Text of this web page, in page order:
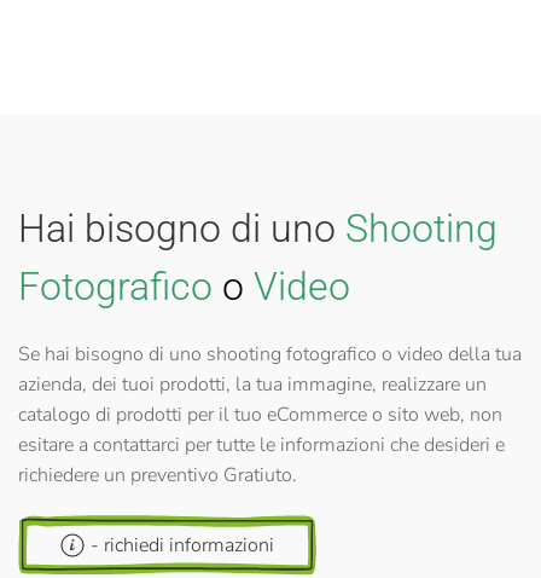
Hai bisogno di uno Shooting
Fotografico o Video
Se hai bisogno di uno shooting fotografico o video della tua
azienda, dei tuoi prodotti, la tua immagine, realizzare un
catalogo di prodotti per il tuo eCommerce o sito web, non
esitare a contattarci per tutte le informazioni che desideri e
richiedere un preventivo Gratiuto.
- richiedi informazioni